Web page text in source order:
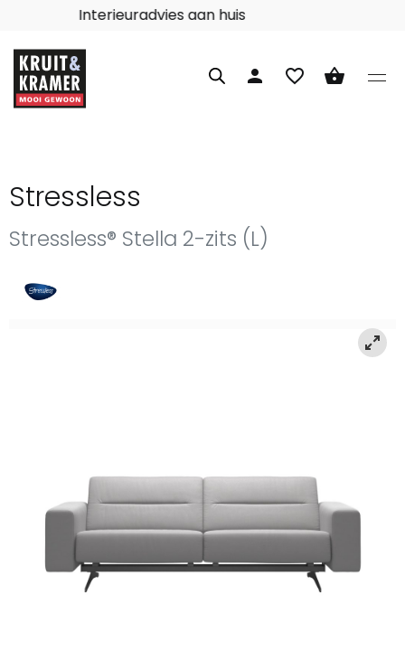
Interieuradvies aan huis
person favorite_border shopping_basket
Stressless
Stressless® Stella 2-zits (L)